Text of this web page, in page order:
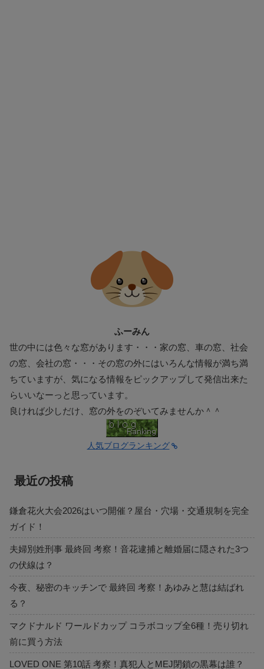
ふーみん
世の中には色々な窓があります・・・家の窓、車の窓、社会
の窓、会社の窓・・・その窓の外にはいろんな情報が満ち満
ちていますが、気になる情報をピックアップして発信出来た
らいいなーっと思っています。
良ければ少しだけ、窓の外をのぞいてみませんか＾＾
人気ブログランキング
最近の投稿
鎌倉花火大会2026はいつ開催？屋台・穴場・交通規制を完全
ガイド！
夫婦別姓刑事 最終回 考察！音花逮捕と離婚届に隠された3つ
の伏線は？
今夜、秘密のキッチンで 最終回 考察！あゆみと慧は結ばれ
る？
マクドナルド ワールドカップ コラボコップ全6種！売り切れ
前に買う方法
LOVED ONE 第10話 考察！真犯人とMEJ閉鎖の黒幕は誰？